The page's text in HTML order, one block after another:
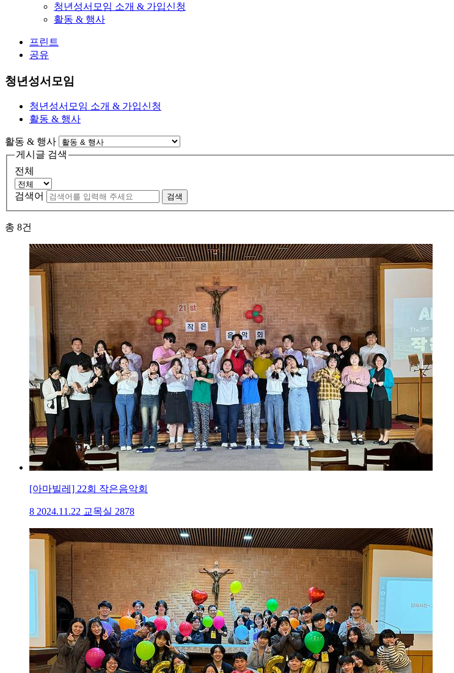
청년성서모임 소개 & 가입신청
활동 & 행사
프린트
공유
청년성서모임
청년성서모임 소개 & 가입신청
활동 & 행사
활동 & 행사
게시글 검색
전체
검색어 검색
총 8건
[아마빌레] 22회 작은음악회
8 2024.11.22 교목실 2878